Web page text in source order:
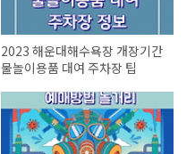
2023 해운대해수욕장 개장기간
물놀이용품 대여 주차장 팁